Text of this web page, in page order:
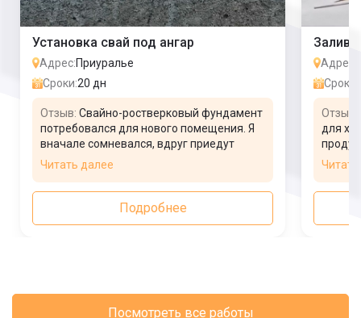
Установка свай под ангар
Адрес:Приуралье
Сроки:20 дн
Отзыв: Свайно-ростверковый фундамент
потребовался для нового помещения. Я
вначале сомневался, вдруг приедут
делать основание не
квалифицированные работники. Все
страхи напрасны были, мастера сделали
великолепный базис, рад, что обратился
Читать далее
Подробнее
Адрес:
Сроки:
Отзыв:
для
Посмотреть все работы